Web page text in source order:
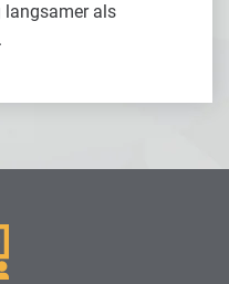
langsamer als